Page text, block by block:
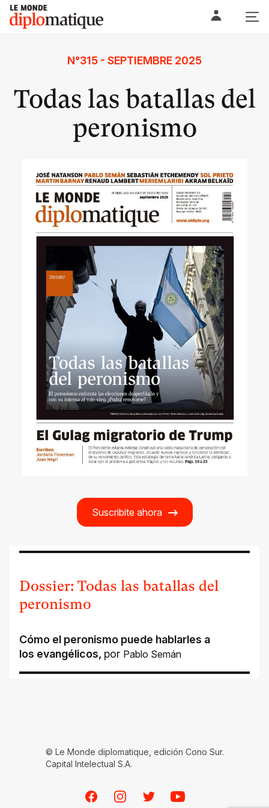
Skip
content
Le monde diplomatique
N°315 - SEPTIEMBRE 2025
Todas las batallas del
peronismo
Suscribite ahora
Dossier: Todas las batallas del
peronismo
Cómo el peronismo puede hablarles a
los evangélicos, por Pablo Semán
© Le Monde diplomatique, edición Cono Sur.
Capital Intelectual S.A.
FacebookInstagramTwitterYoutube